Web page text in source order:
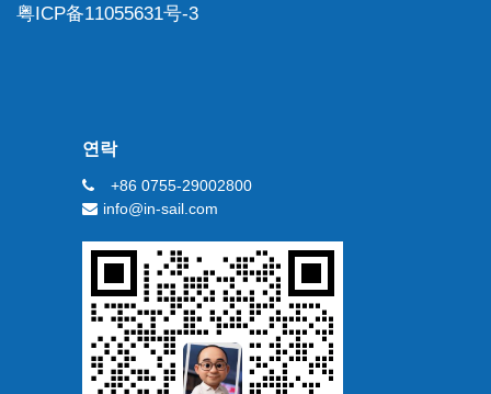
粤ICP备11055631号-3
연락
+86 0755-29002800
info@in-sail.com